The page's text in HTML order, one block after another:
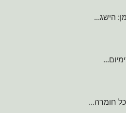
הישג...
חומרה...